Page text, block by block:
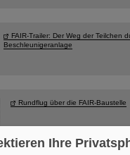
FAIR-Trailer: Der Weg der Teilchen
Beschleunigeranlage
Rundflug über die FAIR-Baustelle
Ihre